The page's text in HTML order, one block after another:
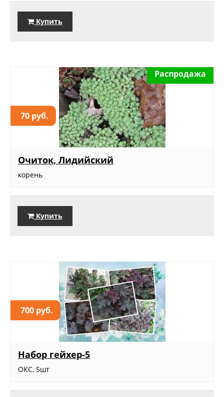
Купить
70 руб.
Распродажа
Очиток, Лидийский
корень
Купить
700 руб.
Набор гейхер-5
ОКС, 5шт